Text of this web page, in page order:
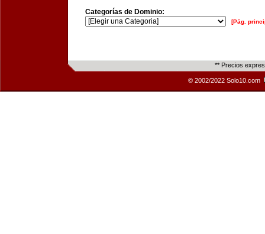
Categorías de Dominio:
[Pág.
** Precios
© 2002/2022 Solo10.com